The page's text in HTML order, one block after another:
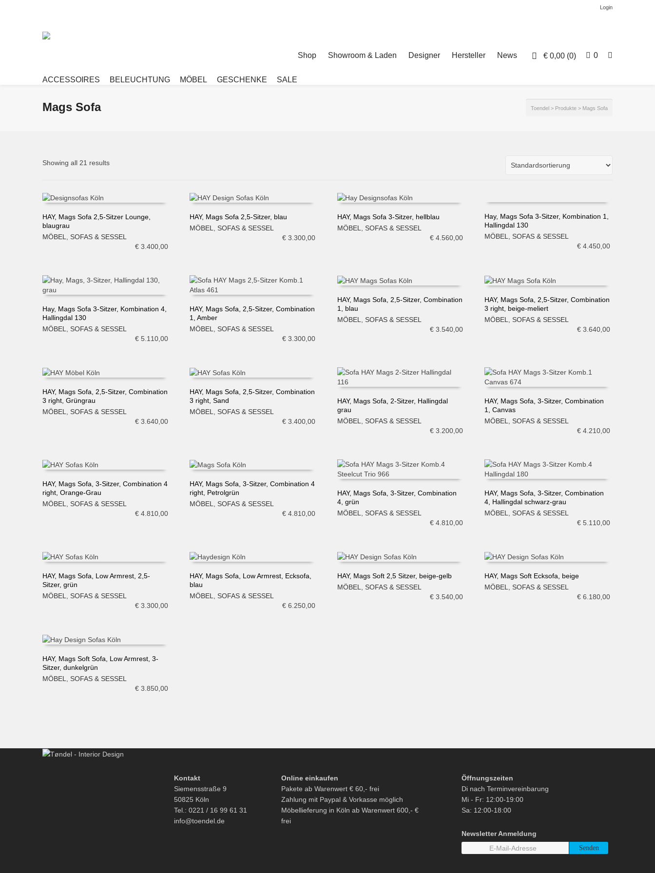
Login
€ 0,00 (0) 0
Shop Showroom & Laden Designer Hersteller News
ACCESSOIRES BELEUCHTUNG MÖBEL GESCHENKE SALE
Mags Sofa Toendel > Produkte > Mags Sofa
Showing all 21 results
IN DEN WARENKORB
HAY, Mags Sofa 2,5-Sitzer Lounge,
blaugrau
MÖBEL, SOFAS & SESSEL
€3.400,00
IN DEN WARENKORB
HAY, Mags Sofa 2,5-Sitzer, blau
MÖBEL, SOFAS & SESSEL
€ 3.300,00
IN DEN WARENKORB
HAY, Mags Sofa 3-Sitzer, hellblau
MÖBEL, SOFAS & SESSEL
€4.560,00
IN DEN WARENKORB
Hay, Mags Sofa 3-Sitzer, Kombination 1,
Hallingdal 130
MÖBEL
SOFAS & SESSEL
€ 4.450,00
IN DEN WARENKORB
Hay, Mags Sofa 3-Sitzer, Kombination 4,
Hallingdal 130
MÖBEL
SOFAS & SESSEL
€5.110,00
IN DEN WARENKORB
HAY, Mags Sofa, 2,5-Sitzer, Combination
1, Amber
MÖBEL
SOFAS & SESSEL
€ 3.300,00
IN DEN WARENKORB
HAY, Mags Sofa, 2,5-Sitzer, Combination
1, blau
MÖBEL, SOFAS & SESSEL
€3.540,00
IN DEN WARENKORB
HAY, Mags Sofa, 2,5-Sitzer, Combination
3 right, beige-meliert
MÖBEL, SOFAS & SESSEL
€ 3.640,00
IN DEN WARENKORB
HAY, Mags Sofa, 2,5-Sitzer, Combination
3 right, Grüngrau
MÖBEL, SOFAS & SESSEL
€3.640,00
IN DEN WARENKORB
HAY, Mags Sofa, 2,5-Sitzer, Combination
3 right, Sand
MÖBEL, SOFAS & SESSEL
€ 3.400,00
IN DEN WARENKORB
HAY, Mags Sofa, 2-Sitzer, Hallingdal
grau
MÖBEL
SOFAS & SESSEL
€3.200,00
IN DEN WARENKORB
HAY, Mags Sofa, 3-Sitzer, Combination
1, Canvas
MÖBEL
SOFAS & SESSEL
€ 4.210,00
IN DEN WARENKORB
HAY, Mags Sofa, 3-Sitzer, Combination 4
right, Orange-Grau
MÖBEL, SOFAS & SESSEL
€4.810,00
IN DEN WARENKORB
HAY, Mags Sofa, 3-Sitzer, Combination 4
right, Petrolgrün
MÖBEL, SOFAS & SESSEL
€ 4.810,00
IN DEN WARENKORB
HAY, Mags Sofa, 3-Sitzer, Combination
4, grün
MÖBEL
SOFAS & SESSEL
€4.810,00
IN DEN WARENKORB
HAY, Mags Sofa, 3-Sitzer, Combination
4, Hallingdal schwarz-grau
MÖBEL
SOFAS & SESSEL
€ 5.110,00
IN DEN WARENKORB
HAY, Mags Sofa, Low Armrest, 2,5-
Sitzer, grün
MÖBEL
SOFAS & SESSEL
€3.300,00
IN DEN WARENKORB
HAY, Mags Sofa, Low Armrest, Ecksofa,
blau
MÖBEL
SOFAS & SESSEL
€ 6.250,00
IN DEN WARENKORB
HAY, Mags Soft 2,5 Sitzer, beige-gelb
MÖBEL
SOFAS & SESSEL
€3.540,00
IN DEN WARENKORB
HAY, Mags Soft Ecksofa, beige
MÖBEL
SOFAS & SESSEL
€ 6.180,00
IN DEN WARENKORB
HAY, Mags Soft Sofa, Low Armrest, 3-
Sitzer, dunkelgrün
MÖBEL, SOFAS & SESSEL
€3.850,00
Kontakt
Siemensstraße 9
50825 Köln
Tel.: 0221 / 16 99 61 31
info@toendel.de
Online einkaufen
Pakete ab Warenwert € 60,- frei
Zahlung mit Paypal & Vorkasse möglich
Möbellieferung in Köln ab Warenwert 600,- €
frei
Öffnungszeiten
Di nach Terminvereinbarung
Mi - Fr: 12:00-19:00
Sa: 12:00-18:00
Newsletter Anmeldung